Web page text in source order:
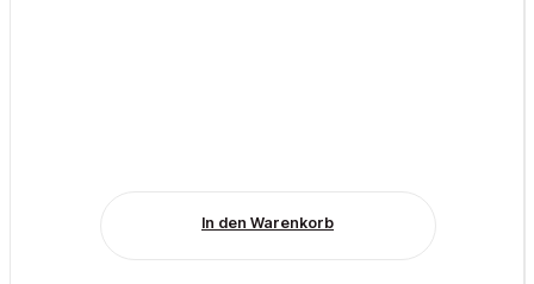
In den Warenkorb